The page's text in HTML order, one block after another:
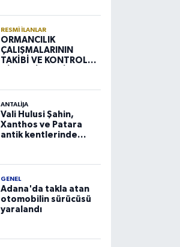
RESMI İLANLAR
ORMANCILIK
ÇALIŞMALARININ
TAKİBİ VE KONTROLÜ
ANTALIJA
Vali Hulusi Şahin,
Xanthos ve Patara
antik kentlerinde
GENEL
Adana'da takla atan
otomobilin sürücüsü
yaralandı